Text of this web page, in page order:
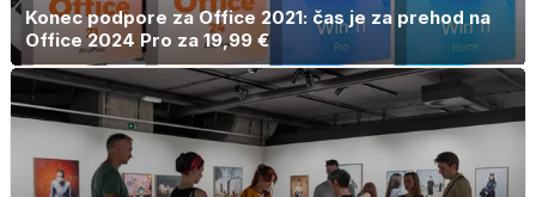
Konec podpore za Office 2021: čas je za prehod na
Office 2024 Pro za 19,99 €